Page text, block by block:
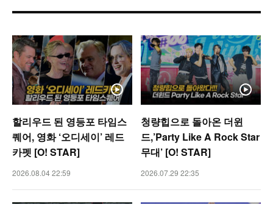
할리우드 된 영등포 타임스
퀘어, 영화 ‘오디세이’ 레드
카펫 [O! STAR]
2026.08.04 22:59
청량힙으로 돌아온 더윈
드,’Party Like A Rock Star
무대’ [O! STAR]
2026.07.29 22:35